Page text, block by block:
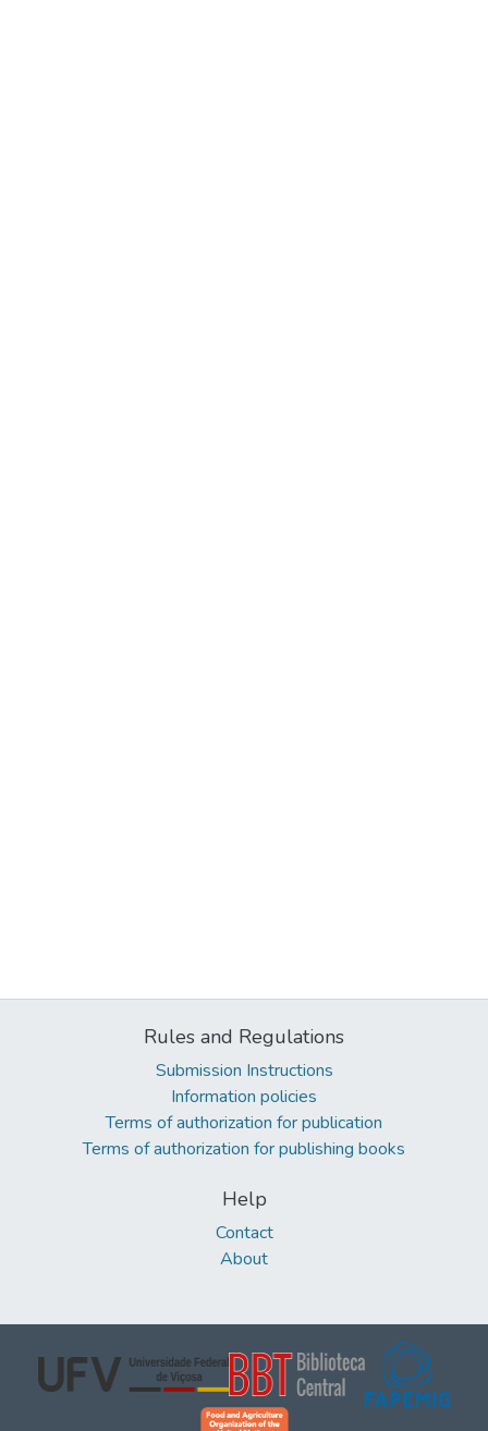
Rules and Regulations
Submission Instructions
Information policies
Terms of authorization for publication
Terms of authorization for publishing books
Help
Contact
About